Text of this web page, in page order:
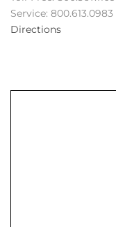
Service: 800.613.0983
Directions